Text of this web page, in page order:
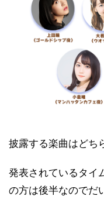
披露する楽曲はどち
発表されているタイ
の方は後半なのでだ